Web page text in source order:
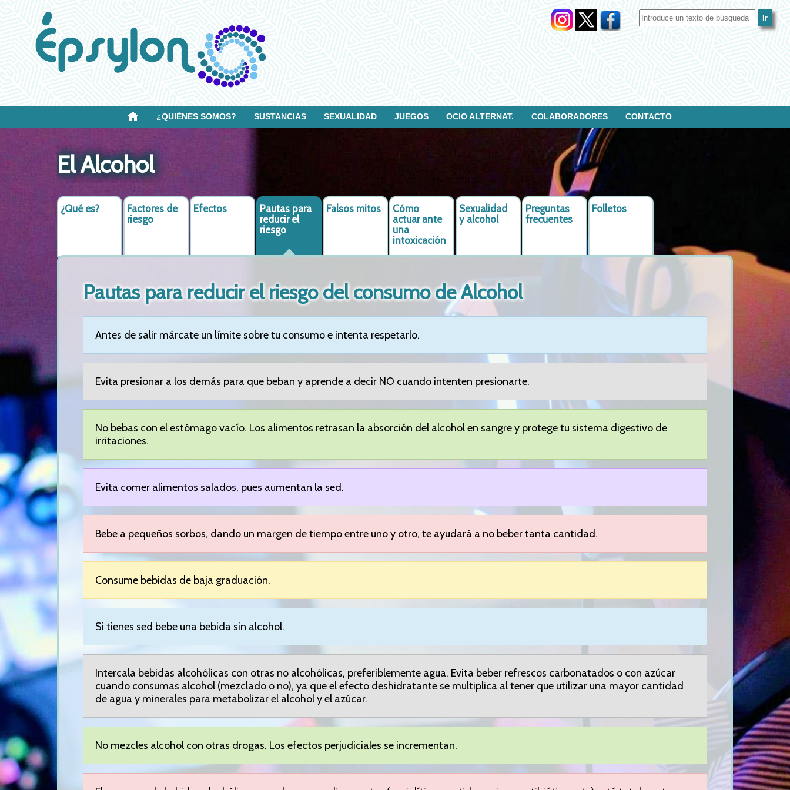
¿QUIÉNES SOMOS? SUSTANCIAS SEXUALIDAD JUEGOS OCIO ALTERNAT. COLABORADORES CONTACTO
El Alcohol
¿Qué es?
Factores de
riesgo
Efectos
Pautas para
reducir el
riesgo
Falsos mitos
Cómo
actuar ante
una
intoxicación
Sexualidad
y alcohol
Preguntas
frecuentes
Folletos
Pautas para reducir el riesgo del consumo de Alcohol
Antes de salir márcate un límite sobre tu consumo e intenta respetarlo.
Evita presionar a los demás para que beban y aprende a decir NO cuando intenten presionarte.
No bebas con el estómago vacío. Los alimentos retrasan la absorción del alcohol en sangre y protege tu sistema digestivo de
irritaciones.
Evita comer alimentos salados, pues aumentan la sed.
Bebe a pequeños sorbos, dando un margen de tiempo entre uno y otro, te ayudará a no beber tanta cantidad.
Consume bebidas de baja graduación.
Si tienes sed bebe una bebida sin alcohol.
Intercala bebidas alcohólicas con otras no alcohólicas, preferiblemente agua. Evita beber refrescos carbonatados o con azúcar
cuando consumas alcohol (mezclado o no), ya que el efecto deshidratante se multiplica al tener que utilizar una mayor cantidad
de agua y minerales para metabolizar el alcohol y el azúcar.
No mezcles alcohol con otras drogas. Los efectos perjudiciales se incrementan.